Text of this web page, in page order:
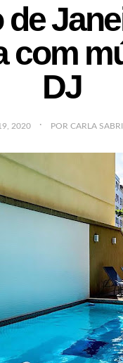
de
com
DJ
2020 POR CARLA